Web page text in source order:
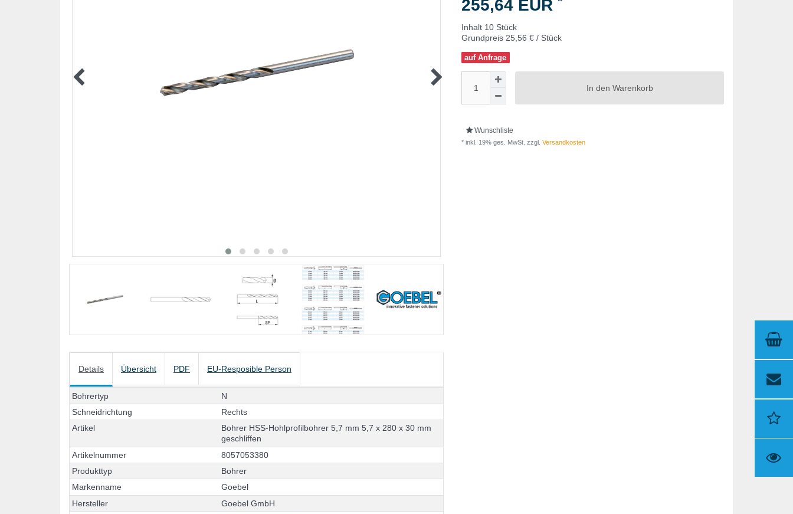
255,64 EUR
Inhalt 10 Stück
Grundpreis 25,56 € / Stück
auf Anfrage
In den Warenkorb
Wunschliste
* inkl. 19% ges. MwSt. zzgl. Versandkosten
Details Übersicht PDF EU-Resposible Person
Bohrertyp
N
Schneidrichtung Rechts
Artikel Bohrer HSS-Hohlprofilbohrer 5,7 mm 5,7 x 280 x 30 mm
geschliffen
Artikelnummer 8057053380
Produkttyp Bohrer
Markenname Goebel
Hersteller Goebel GmbH